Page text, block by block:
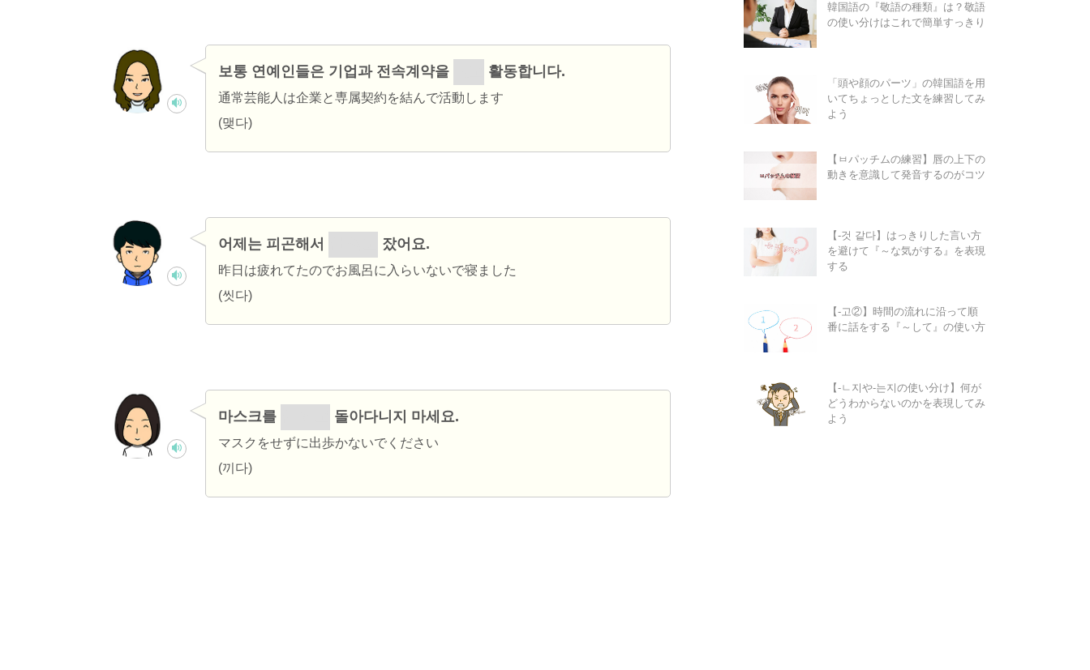
보통 연예인들은 기업과 전속계약을 활동합니다.
通常芸能人は企業と専属契約を結んで活動します
(맺다)
어제는 피곤해서 잤어요.
昨日は疲れてたのでお風呂に入らいないで寝ました
(씻다)
마스크를 돌아다니지 마세요.
マスクをせずに出歩かないでください
(끼다)
韓国語の『敬語の種類』は？敬語
の使い分けはこれで簡単すっきり
「頭や顔のパーツ」の韓国語を用
いてちょっとした文を練習してみ
よう
【ㅂパッチムの練習】唇の上下の
動きを意識して発音するのがコツ
【-것 같다】はっきりした言い方
を避けて『～な気がする』を表現
する
【-고②】時間の流れに沿って順
番に話をする『～して』の使い方
【-ㄴ지や-는지の使い分け】何が
どうわからないのかを表現してみ
よう